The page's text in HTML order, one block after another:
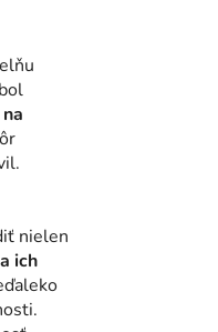
nielen
ich